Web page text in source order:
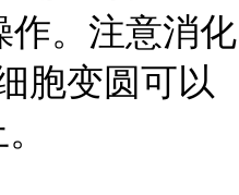
作。注意消化
胞变圆可以